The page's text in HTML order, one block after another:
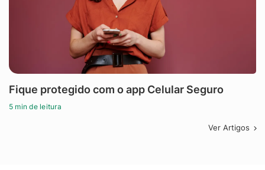
Fique protegido com o app Celular Seguro
5 min de leitura
Ver Artigos